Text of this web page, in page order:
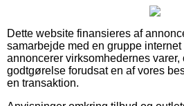
Dette website finansieres af
samarbejde med en gruppe
annoncerer virksomhedernes varer,
godtgørelse forudsat en af vores
en transaktion.